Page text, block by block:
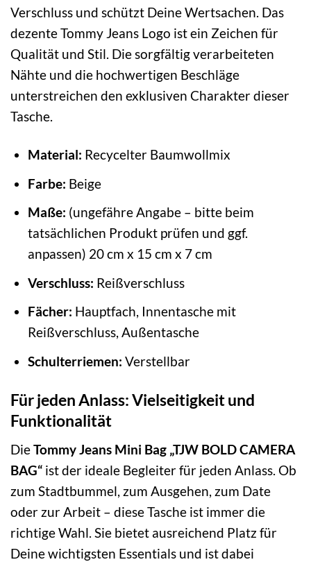
Verschluss und schützt Deine Wertsachen. Das
dezente Tommy Jeans Logo ist ein Zeichen für
Qualität und Stil. Die sorgfältig verarbeiteten
Nähte und die hochwertigen Beschläge
unterstreichen den exklusiven Charakter dieser
Tasche.
Material: Recycelter Baumwollmix
Farbe: Beige
Maße: (ungefähre Angabe – bitte beim
tatsächlichen Produkt prüfen und ggf.
anpassen) 20 cm x 15 cm x 7 cm
Verschluss: Reißverschluss
Fächer: Hauptfach, Innentasche mit
Reißverschluss, Außentasche
Schulterriemen: Verstellbar
Für jeden Anlass: Vielseitigkeit und
Funktionalität
DieTommy Jeans Mini Bag „TJW BOLD CAMERA
BAG“ ist der ideale Begleiter für jeden Anlass. Ob
zum Stadtbummel, zum Ausgehen, zum Date
oder zur Arbeit – diese Tasche ist immer die
richtige Wahl. Sie bietet ausreichend Platz für
Deine wichtigsten Essentials und ist dabei